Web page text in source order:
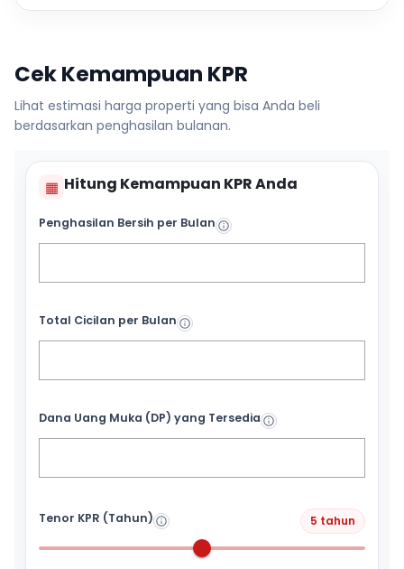
Cek Kemampuan KPR
Lihat estimasi harga properti yang bisa Anda beli
berdasarkan penghasilan bulanan.
▦ Hitung Kemampuan KPR Anda
Penghasilan Bersih per Bulan
Total Cicilan per Bulan
Dana Uang Muka (DP) yang Tersedia
Tenor KPR (Tahun) 5 tahun